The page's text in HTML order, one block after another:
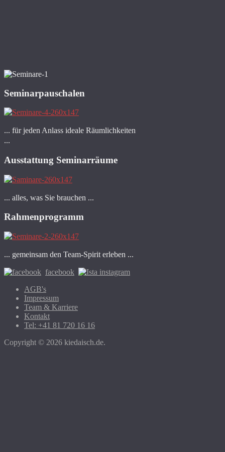
Seminarpauschalen
... für jeden Anlass ideale Räumlichkeiten
...
Ausstattung Seminarräume
... alles, was Sie brauchen ...
Rahmenprogramm
... gemeinsam den Team-Spirit erleben ...
facebook
instagram
AGB's
Impressum
Team & Karriere
Kontakt
Tel: +41 81 720 16 16
Copyright © 2026 kiedaisch.de.